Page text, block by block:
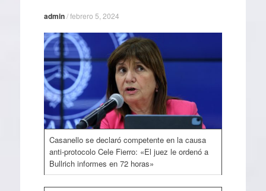
admin/febrero 5, 2024
Casanello se declaró competente en la causa
anti-protocolo Cele Fierro: «El juez le ordenó a
Bullrich informes en 72 horas»